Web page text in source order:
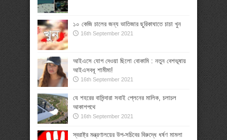
১০ কেজি চালের জন্য ভাতিজার ছুরিকাঘাতে চাচা খুন
16th September 2021
আইএসে যোগ দেওয়া ছিলো বোকামি : নতুন বেশভূষায়
আইএসবধূ শামীমা!
16th September 2021
যে শহরের বাসিন্দারা সবাই প্লেনের মালিক, চলাচল
আকাশপথে
16th September 2021
স্বরাষ্ট্র মন্ত্রণালয়ের উপ-সচিবের বিরুদ্ধে ধর্ষণ মামলা